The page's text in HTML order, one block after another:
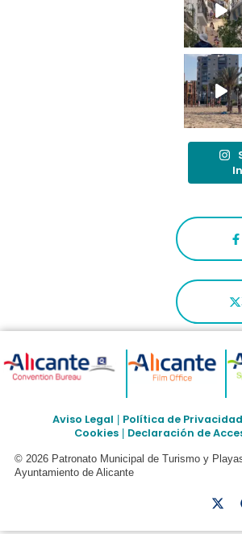
Aviso Legal Política de Privacidad
Cookies
Declaración de
© 2026 Patronato Municipal de Turismo y
Ayuntamiento de Alicante